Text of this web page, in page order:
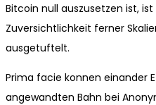
Bitcoin null auszusetzen ist,
Zuversichtlichkeit ferner
ausgetuftelt.
Prima facie konnen einander
angewandten Bahn bei